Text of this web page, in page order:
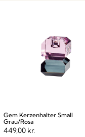
Gem Kerzenhalter Small
Grau/Rosa
449,00 kr.